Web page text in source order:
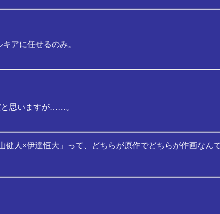
アに任せるのみ。
と思いますが……。
人×伊達恒大」って、どちらが原作でどちらが作画なんで